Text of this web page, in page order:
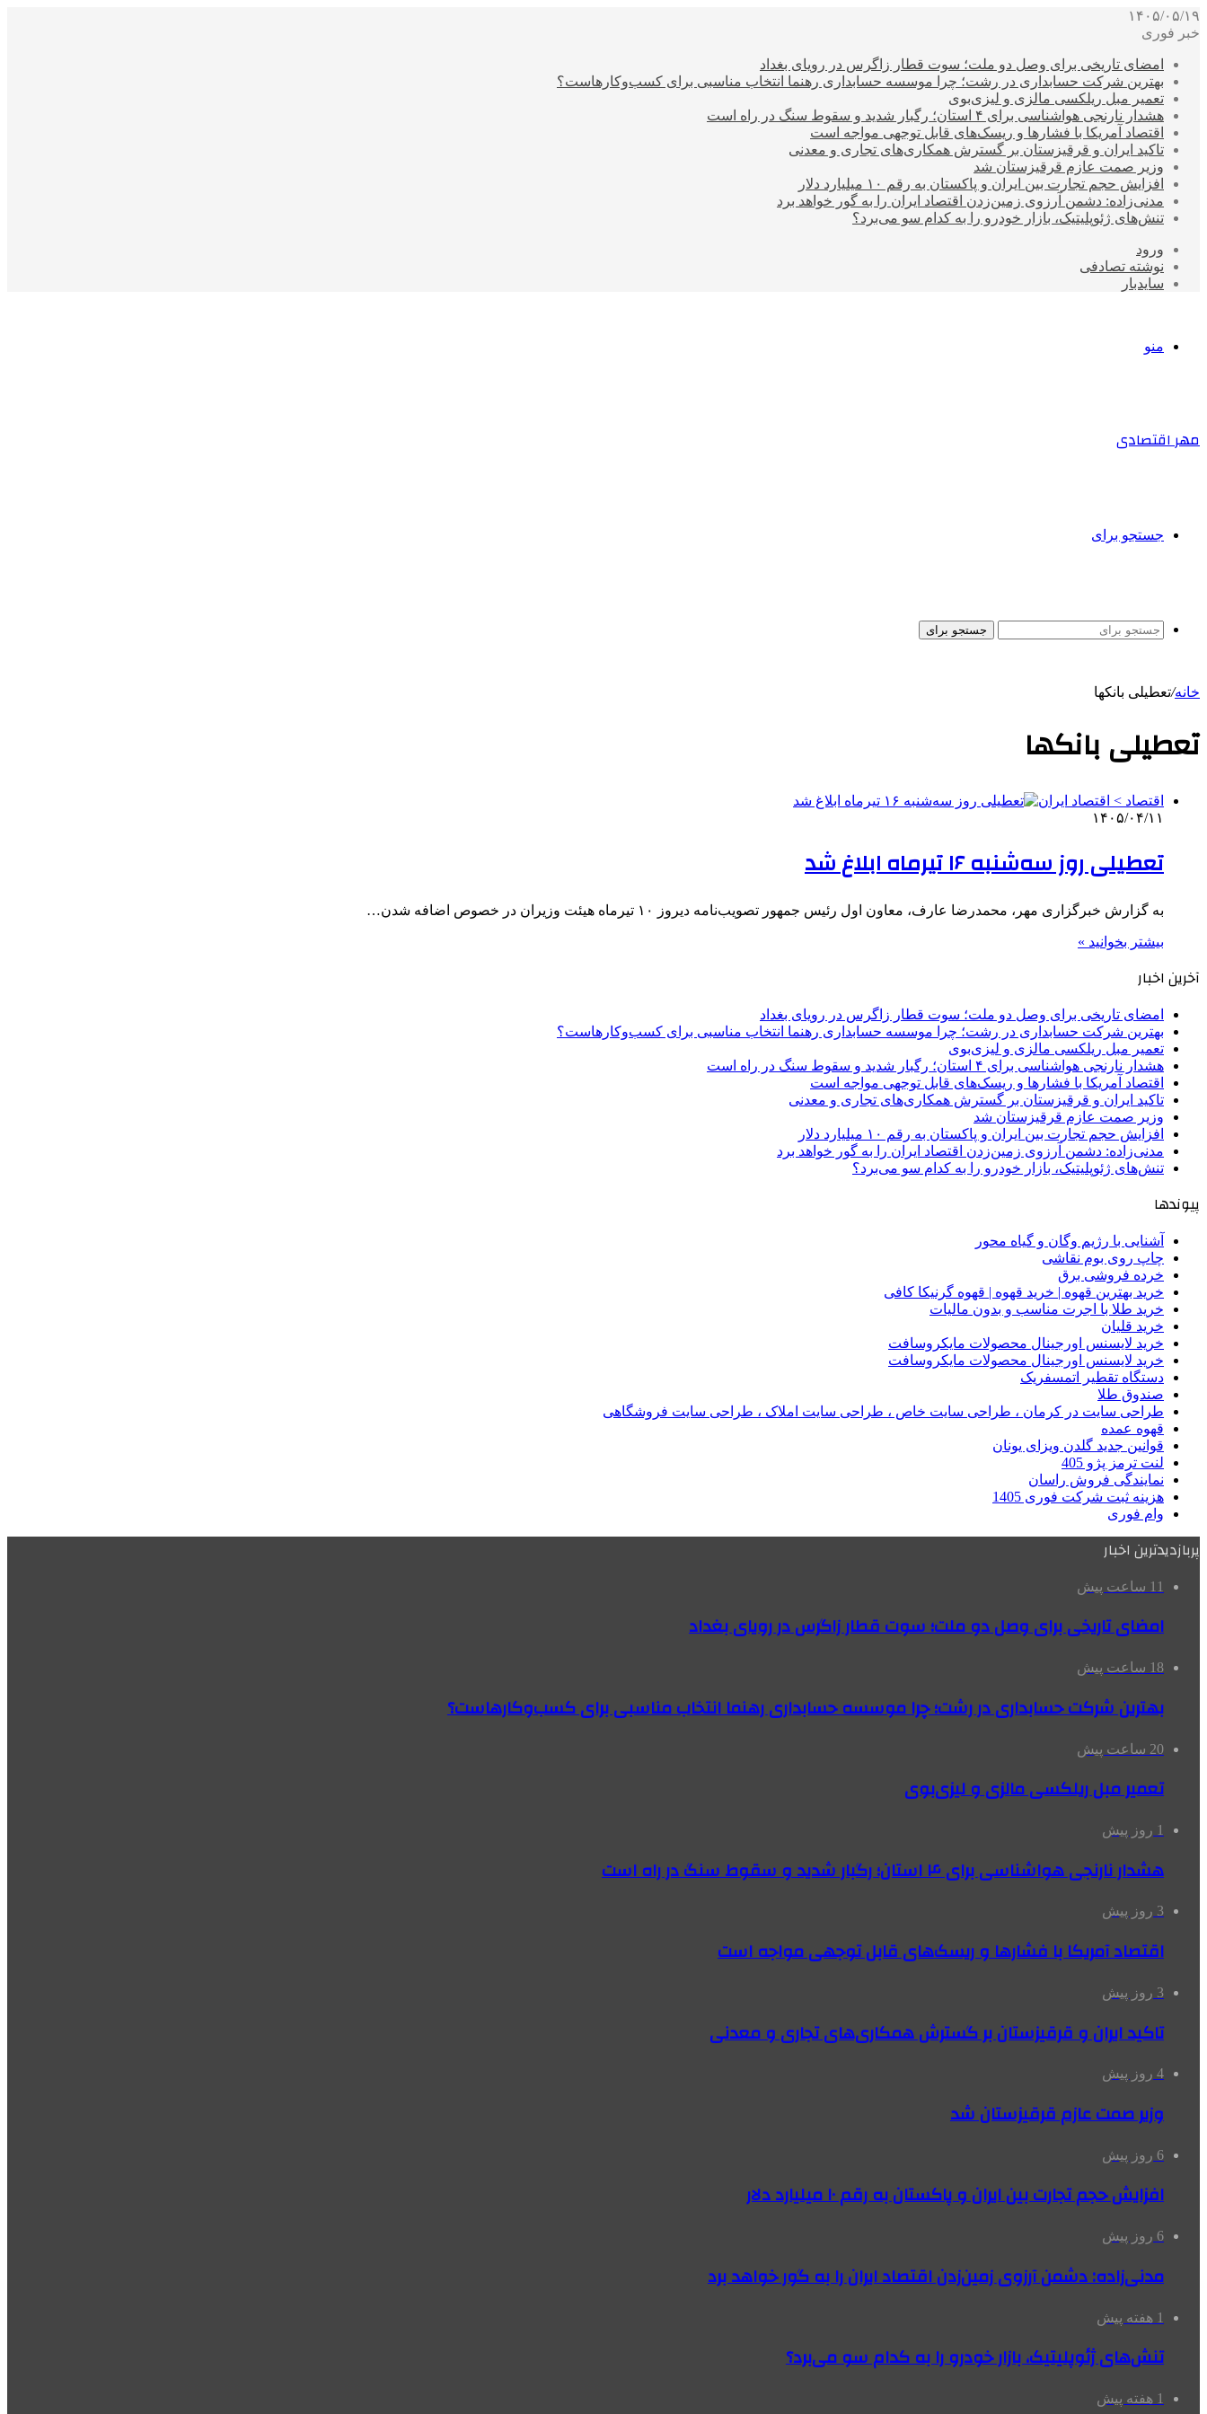
۱۴۰۵/۰۵/۱۹
خبر فوری
امضای تاریخی برای وصل دو ملت؛ سوت قطار زاگرس در رویای بغداد
بهترین شرکت حسابداری در رشت؛ چرا موسسه حسابداری رهنما انتخاب مناسبی برای کسب‌وکارهاست؟
تعمیر مبل ریلکسی مالزی و لیزی‌بوی
هشدار نارنجی هواشناسی برای ۴ استان؛ رگبار شدید و سقوط سنگ در راه است
اقتصاد آمریکا با فشارها و ریسک‌های قابل توجهی مواجه است
تاکید ایران و قرقیزستان بر گسترش همکاری‌های تجاری و معدنی
وزیر صمت عازم قرقیزستان شد
افزایش حجم تجارت بین ایران و پاکستان به رقم ۱۰ میلیارد دلار
مدنی‌زاده: دشمن آرزوی زمین‌زدن اقتصاد ایران را به گور خواهد برد
تنش‌های ژئوپلیتیک، بازار خودرو را به کدام سو می‌برد؟
ورود
نوشته تصادفی
سایدبار
منو
مهر اقتصادی
جستجو برای
جستجو برای
خانه/تعطیلی بانکها
تعطیلی بانکها
اقتصاد > اقتصاد ایران
۱۴۰۵/۰۴/۱۱
تعطیلی روز سه‌شنبه ۱۶ تیرماه ابلاغ شد
به گزارش خبرگزاری مهر، محمدرضا عارف، معاون اول رئیس جمهور تصویب‌نامه دیروز ۱۰ تیرماه هیئت وزیران در خصوص اضافه شدن…
بیشتر بخوانید »
آخرین اخبار
امضای تاریخی برای وصل دو ملت؛ سوت قطار زاگرس در رویای بغداد
بهترین شرکت حسابداری در رشت؛ چرا موسسه حسابداری رهنما انتخاب مناسبی برای کسب‌وکارهاست؟
تعمیر مبل ریلکسی مالزی و لیزی‌بوی
هشدار نارنجی هواشناسی برای ۴ استان؛ رگبار شدید و سقوط سنگ در راه است
اقتصاد آمریکا با فشارها و ریسک‌های قابل توجهی مواجه است
تاکید ایران و قرقیزستان بر گسترش همکاری‌های تجاری و معدنی
وزیر صمت عازم قرقیزستان شد
افزایش حجم تجارت بین ایران و پاکستان به رقم ۱۰ میلیارد دلار
مدنی‌زاده: دشمن آرزوی زمین‌زدن اقتصاد ایران را به گور خواهد برد
تنش‌های ژئوپلیتیک، بازار خودرو را به کدام سو می‌برد؟
پیوندها
آشنایی با رژیم وگان و گیاه محور
چاپ روی بوم نقاشی
خرده فروشی برق
خرید بهترین قهوه | خرید قهوه | قهوه گرنیکا کافی
خرید طلا با اجرت مناسب و بدون مالیات
خرید قلیان
خرید لایسنس اورجینال محصولات مایکروسافت
خرید لایسنس اورجینال محصولات مایکروسافت
دستگاه تقطیر اتمسفریک
صندوق طلا
طراحی سایت در کرمان ، طراحی سایت خاص ، طراحی سایت املاک ، طراحی سایت فروشگاهی
قهوه عمده
قوانین جدید گلدن ویزای یونان
لنت ترمز پژو 405
نمایندگی فروش راسان
هزینه ثبت شرکت فوری 1405
وام فوری
پربازدیدترین اخبار
11 ساعت پیش
امضای تاریخی برای وصل دو ملت؛ سوت قطار زاگرس در رویای بغداد
18 ساعت پیش
بهترین شرکت حسابداری در رشت؛ چرا موسسه حسابداری رهنما انتخاب مناسبی برای کسب‌وکارهاست؟
20 ساعت پیش
تعمیر مبل ریلکسی مالزی و لیزی‌بوی
1 روز پیش
هشدار نارنجی هواشناسی برای ۴ استان؛ رگبار شدید و سقوط سنگ در راه است
3 روز پیش
اقتصاد آمریکا با فشارها و ریسک‌های قابل توجهی مواجه است
3 روز پیش
تاکید ایران و قرقیزستان بر گسترش همکاری‌های تجاری و معدنی
4 روز پیش
وزیر صمت عازم قرقیزستان شد
6 روز پیش
افزایش حجم تجارت بین ایران و پاکستان به رقم ۱۰ میلیارد دلار
6 روز پیش
مدنی‌زاده: دشمن آرزوی زمین‌زدن اقتصاد ایران را به گور خواهد برد
1 هفته پیش
تنش‌های ژئوپلیتیک، بازار خودرو را به کدام سو می‌برد؟
1 هفته پیش